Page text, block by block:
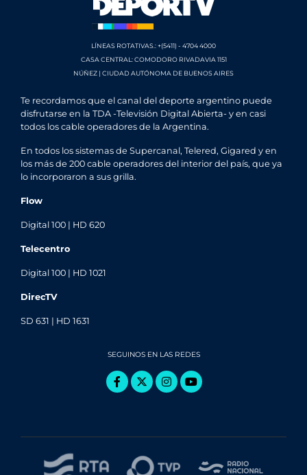
LÍNEAS ROTATIVAS.: +(5411) - 4704 4000
CASA CENTRAL: COMODORO RIVADAVIA 1151
NÚÑEZ | CIUDAD AUTÓNOMA DE BUENOS AIRES
Te recordamos que el canal del deporte argentino puede
disfrutarse en la TDA -Televisión Digital Abierta- y en casi
todos los cable operadores de la Argentina.
En todos los sistemas de Supercanal, Telered, Gigared y en
los más de 200 cable operadores del interior del país, que ya
lo incorporaron a sus grilla.
Flow
Digital 100 | HD 620
Telecentro
Digital 100 | HD 1021
DirecTV
SD 631 | HD 1631
SEGUINOS EN LAS REDES